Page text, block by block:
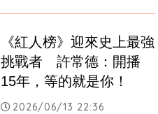
《紅人榜》迎來史上最強
挑戰者　許常德：開播
15年，等的就是你！
2026/06/13 22:36